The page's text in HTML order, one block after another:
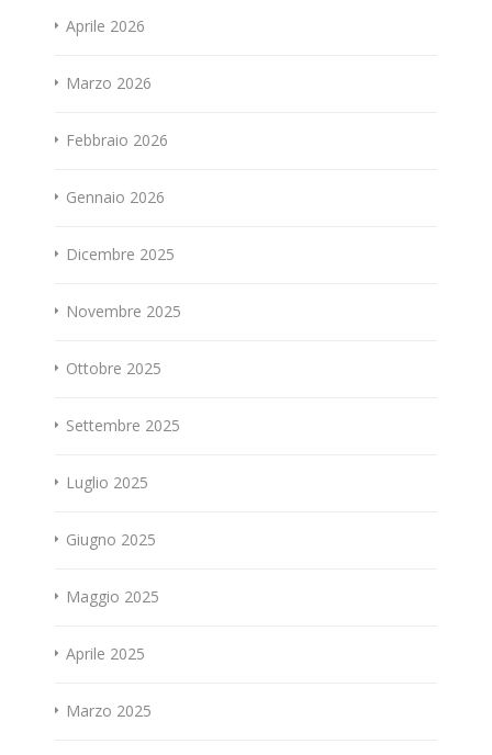
Aprile 2026
Marzo 2026
Febbraio 2026
Gennaio 2026
Dicembre 2025
Novembre 2025
Ottobre 2025
Settembre 2025
Luglio 2025
Giugno 2025
Maggio 2025
Aprile 2025
Marzo 2025